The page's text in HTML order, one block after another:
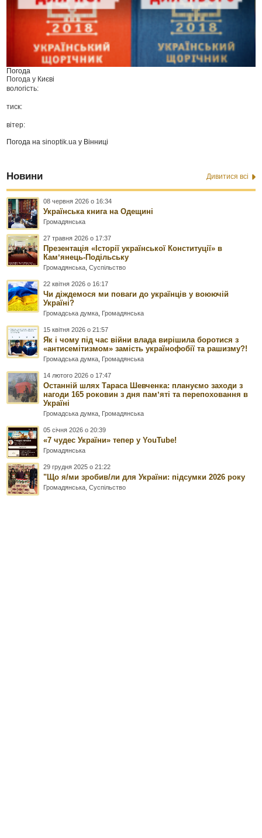
Погода
Погода у Києві
вологість:
тиск:
вітер:
Погода наsinoptik.ua у Вінниці
Новини Дивитися всі
08 червня 2026 о 16:34
Українська книга на Одещині
Громадянська
27 травня 2026 о 17:37
Презентація «Історії української Конституції» в
Камʼянець-Подільську
Громадянська ,Суспільство
22 квітня 2026 о 16:17
Чи діждемося ми поваги до українців у воюючій
Україні?
Громадська думка Громадянська
15 квітня 2026 о 21:57
Як і чому під час війни влада вирішила боротися з
«антисемітизмом» замість українофобії та рашизму?!
Громадська думка Громадянська
14 лютого 2026 о 17:47
Останній шлях Тараса Шевченка: плануємо заходи з
нагоди 165 роковин з дня памʼяті та перепоховання в
Україні
Громадська думка Громадянська
05 січня 2026 о 20:39
«7 чудес України» тепер у YouTube!
Громадянська
29 грудня 2025 о 21:22
"Що я/ми зробив/ли для України: підсумки 2026 року
Громадянська ,Суспільство